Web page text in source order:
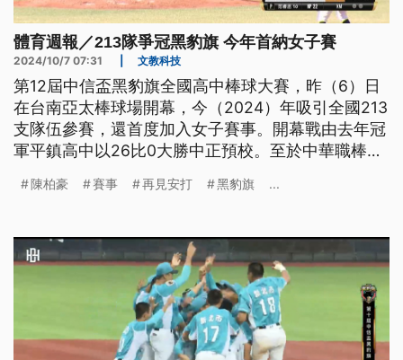
體育週報／213隊爭冠黑豹旗 今年首納女子賽
2024/10/7 07:31 文教科技
第12屆中信盃黑豹旗全國高中棒球大賽，昨（6）日
在台南亞太棒球場開幕，今（2024）年吸引全國213
支隊伍參賽，還首度加入女子賽事。開幕戰由去年冠
軍平鎮高中以26比0大勝中正預校。至於中華職棒樂
吞下敗投。來看我們為您整理的體育週報。
陳柏豪 賽事 再見安打 黑豹旗 ...